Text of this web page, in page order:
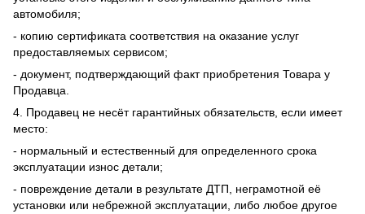
автомобиля;
- копию сертификата соответствия на оказание услуг
предоставляемых сервисом;
- документ, подтверждающий факт приобретения Товара у
Продавца.
4. Продавец не несёт гарантийных обязательств, если имеет
место:
- нормальный и естественный для определенного срока
эксплуатации износ детали;
- повреждение детали в результате ДТП, неграмотной её
установки или небрежной эксплуатации, либо любое другое